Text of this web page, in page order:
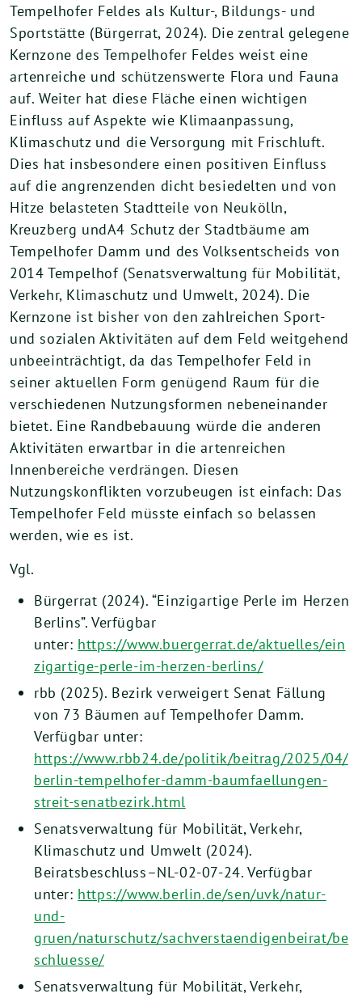
Tempelhofer Feldes als Kultur-, Bildungs- und
Sportstätte (Bürgerrat, 2024). Die zentral gelegene
Kernzone des Tempelhofer Feldes weist eine
artenreiche und schützenswerte Flora und Fauna
auf. Weiter hat diese Fläche einen wichtigen
Einfluss auf Aspekte wie Klimaanpassung,
Klimaschutz und die Versorgung mit Frischluft.
Dies hat insbesondere einen positiven Einfluss
auf die angrenzenden dicht besiedelten und von
Hitze belasteten Stadtteile von Neukölln,
Kreuzberg undA4 Schutz der Stadtbäume am
Tempelhofer Damm und des Volksentscheids von
2014 Tempelhof (Senatsverwaltung für Mobilität,
Verkehr, Klimaschutz und Umwelt, 2024). Die
Kernzone ist bisher von den zahlreichen Sport-
und sozialen Aktivitäten auf dem Feld weitgehend
unbeeinträchtigt, da das Tempelhofer Feld in
seiner aktuellen Form genügend Raum für die
verschiedenen Nutzungsformen nebeneinander
bietet. Eine Randbebauung würde die anderen
Aktivitäten erwartbar in die artenreichen
Innenbereiche verdrängen. Diesen
Nutzungskonflikten vorzubeugen ist einfach: Das
Tempelhofer Feld müsste einfach so belassen
werden, wie es ist.
Vgl.
Bürgerrat (2024). “Einzigartige Perle im Herzen
Berlins”. Verfügbar
unter: https://www.buergerrat.de/aktuelles/ein
zigartige-perle-im-herzen-berlins/
rbb (2025). Bezirk verweigert Senat Fällung
von 73 Bäumen auf Tempelhofer Damm.
Verfügbar unter:
https://www.rbb24.de/politik/beitrag/2025/04/
berlin-tempelhofer-damm-baumfaellungen-
streit-senatbezirk.html
Senatsverwaltung für Mobilität, Verkehr,
Klimaschutz und Umwelt (2024).
Beiratsbeschluss–NL-02-07-24. Verfügbar
unter: https://www.berlin.de/sen/uvk/natur-
und-
gruen/naturschutz/sachverstaendigenbeirat/be
schluesse/
Senatsverwaltung für Mobilität, Verkehr,